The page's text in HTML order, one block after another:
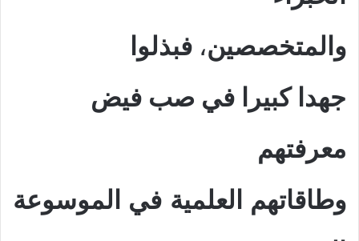
والمتخصصين، فبذلوا
جهدا كبيرا في صب فيض
معرفتهم
وطاقاتهم العلمية في الموسوعة